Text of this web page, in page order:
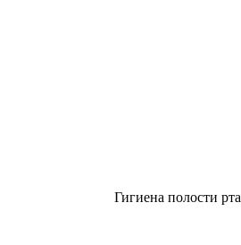
Гигиена полости рта